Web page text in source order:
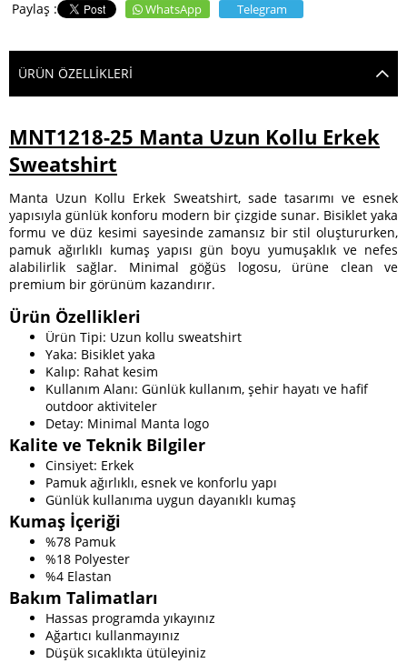
WhatsApp Telegram
ÜRÜN ÖZELLIKLERI
MNT1218-25 Manta Uzun Kollu Erkek
Sweatshirt
Manta Uzun Kollu Erkek Sweatshirt, sade tasarımı ve esnek
yapısıyla günlük konforu modern bir çizgide sunar. Bisiklet yaka
formu ve düz kesimi sayesinde zamansız bir stil oluştururken,
pamuk ağırlıklı kumaş yapısı gün boyu yumuşaklık ve nefes
alabilirlik sağlar. Minimal göğüs logosu, ürüne clean ve
premium bir görünüm kazandırır.
Ürün Özellikleri
Ürün Tipi: Uzun kollu sweatshirt
Yaka: Bisiklet yaka
Kalıp: Rahat kesim
Kullanım Alanı: Günlük kullanım, şehir hayatı ve hafif
outdoor aktiviteler
Detay: Minimal Manta logo
Kalite ve Teknik Bilgiler
Cinsiyet: Erkek
Pamuk ağırlıklı, esnek ve konforlu yapı
Günlük kullanıma uygun dayanıklı kumaş
Kumaş İçeriği
%78 Pamuk
%18 Polyester
%4 Elastan
Bakım Talimatları
Hassas programda yıkayınız
Ağartıcı kullanmayınız
Düşük sıcaklıkta ütüleyiniz